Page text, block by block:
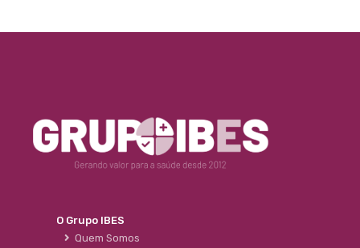
O Grupo IBES
Quem Somos